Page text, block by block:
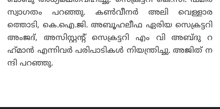
സ്വാഗതം പറഞ്ഞു. കൺവീനർ അലി വെള്ളാര
ത്തൊടി, കെ.ഐ.ജി. അബൂഹലീഫ ഏരിയ സെക്രട്ടറി
അംജദ്, അസിസ്റ്റന്റ് സെക്രട്ടറി എം വി അബ്‌ദു റ
ഹ്‌മാൻ എന്നിവർ പരിപാടികൾ നിയന്ത്രിച്ചു. അജിത് ന
ന്ദി പറഞ്ഞു.